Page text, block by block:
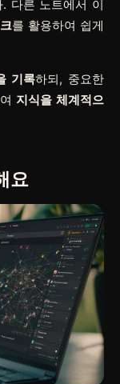
다른 노트에서 이
를 활용하여 쉽게
기록하되, 중요한
지식을 체계적으
요